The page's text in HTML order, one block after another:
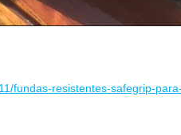
fundas-resistentes-safegrip-